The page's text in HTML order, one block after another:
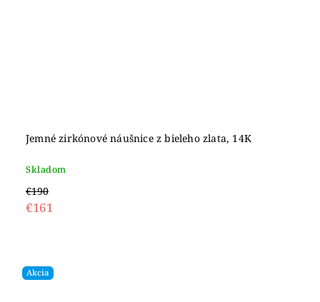
Jemné zirkónové náušnice z bieleho zlata, 14K
Skladom
€190
€161
Akcia